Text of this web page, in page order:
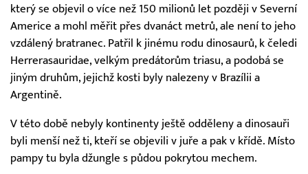
který se objevil o více než 150 milionů let později v Severní
Americe a mohl měřit přes dvanáct metrů, ale není to jeho
vzdálený bratranec. Patřil k jinému rodu dinosaurů, k čeledi
Herrerasauridae, velkým predátorům triasu, a podobá se
jiným druhům, jejichž kosti byly nalezeny v Brazílii a
Argentině.
V této době nebyly kontinenty ještě odděleny a dinosauři
byli menší než ti, kteří se objevili v juře a pak v křídě. Místo
pampy tu byla džungle s půdou pokrytou mechem.